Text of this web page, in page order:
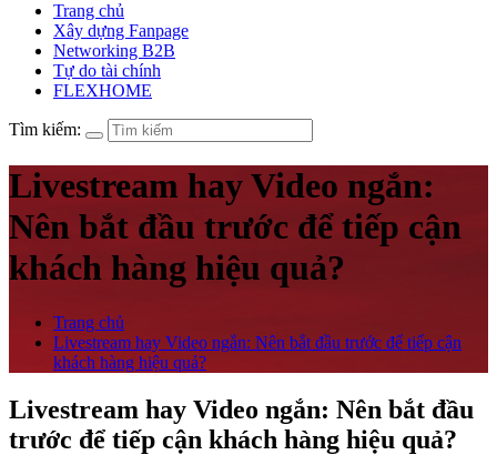
Trang chủ
Xây dựng Fanpage
Networking B2B
Tự do tài chính
FLEXHOME
Tìm kiếm:
Livestream hay Video ngắn:
Nên bắt đầu trước để tiếp cận
khách hàng hiệu quả?
Trang chủ
Livestream hay Video ngắn: Nên bắt đầu trước để tiếp cận
khách hàng hiệu quả?
Livestream hay Video ngắn: Nên bắt đầu
trước để tiếp cận khách hàng hiệu quả?